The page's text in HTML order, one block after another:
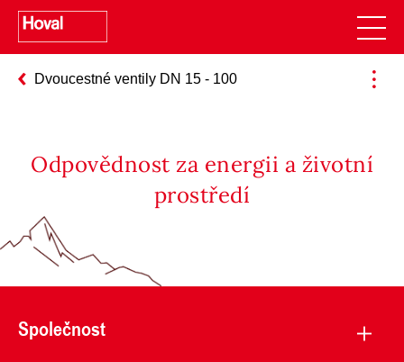
Dvoucestné ventily DN 15 - 100
Odpovědnost za energii a životní
prostředí
Společnost